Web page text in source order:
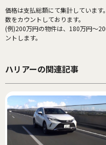
価格は支払総額にて集計していま
数をカウントしております。
(例)200万円の物件は、180万円～
ントします。
ハリアーの関連記事